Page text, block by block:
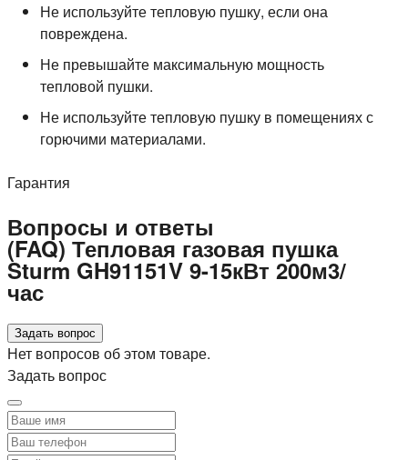
Не используйте тепловую пушку, если она
повреждена.
Не превышайте максимальную мощность
тепловой пушки.
Не используйте тепловую пушку в помещениях с
горючими материалами.
Гарантия
Вопросы и ответы
(FAQ) Тепловая газовая пушка
Sturm GH91151V 9-15кВт 200м3/
час
Задать вопрос
Нет вопросов об этом товаре.
Задать вопрос